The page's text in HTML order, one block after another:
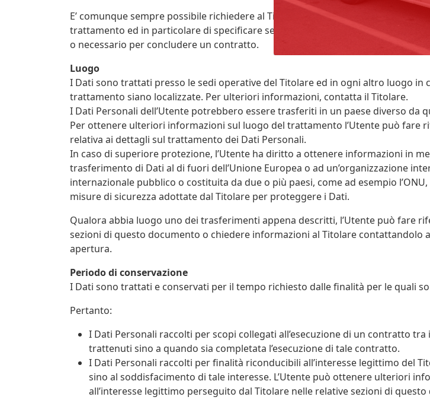
E’ comunque sempre possibile richiedere al Titolare di chiarire la concreta base
trattamento ed in particolare di specificare se il trattamento sia basato sulla
o necessario per concludere un contratto.
Luogo
I Dati sono trattati presso le sedi operative del Titolare ed in ogni altro luogo in
trattamento siano localizzate. Per ulteriori informazioni, contatta il Titolare.
I Dati Personali dell’Utente potrebbero essere trasferiti in un paese diverso da
Per ottenere ulteriori informazioni sul luogo del trattamento l’Utente può fare
relativa ai dettagli sul trattamento dei Dati Personali.
In caso di superiore protezione, l’Utente ha diritto a ottenere informazioni in
trasferimento di Dati al di fuori dell’Unione Europea o ad un’organizzazione
internazionale pubblico o costituita da due o più paesi, come ad esempio
misure di sicurezza adottate dal Titolare per proteggere i Dati.
Qualora abbia luogo uno dei trasferimenti appena descritti, l’Utente può fare
sezioni di questo documento o chiedere informazioni al Titolare contattandolo
apertura.
Periodo di conservazione
I Dati sono trattati e conservati per il tempo richiesto dalle finalità per le quali
Pertanto:
I Dati Personali raccolti per scopi collegati all’esecuzione di un contratto tra
trattenuti sino a quando sia completata l’esecuzione di tale contratto.
I Dati Personali raccolti per finalità riconducibili all’interesse legittimo del
sino al soddisfacimento di tale interesse. L’Utente può ottenere ulteriori
all’interesse legittimo perseguito dal Titolare nelle relative sezioni di